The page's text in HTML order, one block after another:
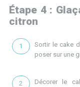
Étape 4 :
citron
Sortir le cake
poser sur une
Décorer le